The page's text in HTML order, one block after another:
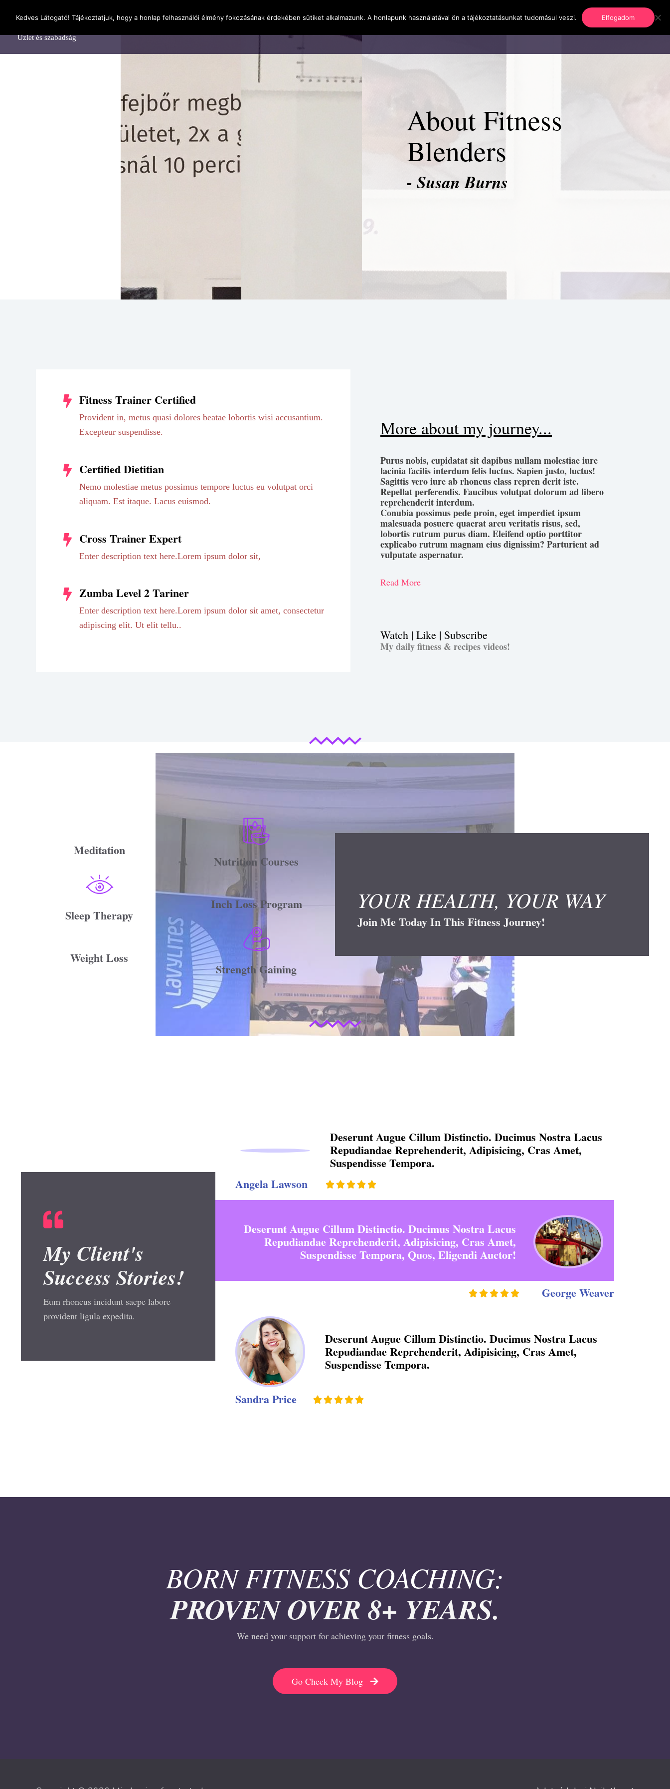
OnlineSeedsMan
Üzlet és szabadság
Kapcsolat
About Fitness
Blenders
- Susan Burns
Fitness Trainer Certified
Provident in, metus quasi dolores beatae lobortis wisi accusantium.
Excepteur suspendisse.
Certified Dietitian
Nemo molestiae metus possimus tempore luctus eu volutpat orci
aliquam. Est itaque. Lacus euismod.
Cross Trainer Expert
Enter description text here.Lorem ipsum dolor sit,
Zumba Level 2 Tariner
Enter description text here.Lorem ipsum dolor sit amet, consectetur
adipiscing elit. Ut elit tellu..
More about my journey...
Purus nobis, cupidatat sit dapibus nullam molestiae iure
lacinia facilis interdum felis luctus. Sapien justo, luctus!
Sagittis vero iure ab rhoncus class repren derit iste.
Repellat perferendis. Faucibus volutpat dolorum ad libero
reprehenderit interdum.
Conubia possimus pede proin, eget imperdiet ipsum
malesuada posuere quaerat arcu veritatis risus, sed,
lobortis rutrum purus diam. Eleifend optio porttitor
explicabo rutrum magnam eius dignissim? Parturient ad
vulputate aspernatur.
Read More
Watch | Like | Subscribe
My daily fitness & recipes videos!
Meditation
Sleep Therapy
Weight Loss
Nutrition Courses
Inch Loss Program
Strength Gaining
YOUR HEALTH, YOUR WAY
Join Me Today In This Fitness Journey!
My Client's
Success Stories!
Eum rhoncus incidunt saepe labore
provident ligula expedita.
Deserunt Augue Cillum Distinctio. Ducimus Nostra Lacus
Repudiandae Reprehenderit, Adipisicing, Cras Amet,
Suspendisse Tempora.
Angela Lawson

Deserunt Augue Cillum Distinctio. Ducimus Nostra Lacus
Repudiandae Reprehenderit, Adipisicing, Cras Amet,
Suspendisse Tempora, Quos, Eligendi Auctor!
 George Weaver
Deserunt Augue Cillum Distinctio. Ducimus Nostra Lacus
Repudiandae Reprehenderit, Adipisicing, Cras Amet,
Suspendisse Tempora.
Sandra Price 
BORN FITNESS COACHING:
PROVEN OVER 8+ YEARS.
We need your support for achieving your fitness goals.
Go Check My Blog
Kedves Látogató! Tájékoztatjuk, hogy a honlap felhasználói élmény fokozásának érdekében sütiket alkalmazunk. A honlapunk használatával ön a tájékoztatásunkat tudomásul veszi. Elfogadom